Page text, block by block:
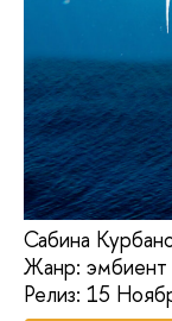
Сабина
Жанр: эмбиент
Релиз: 15